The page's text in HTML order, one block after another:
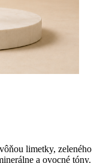
limetky, zeleného
a ovocné tóny.